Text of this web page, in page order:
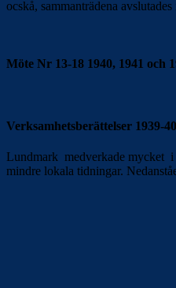
ocskå, sammanträdena
Möte Nr 13-18 1940, 1941 och
Verksamhetsberättelser 1939-40
Lundmark medverkade mycket i
mindre lokala tidningar.